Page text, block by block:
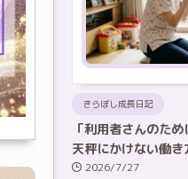
きらぼし成長日記
「利用者さんのた
天秤にかけない働き
2026/7/27